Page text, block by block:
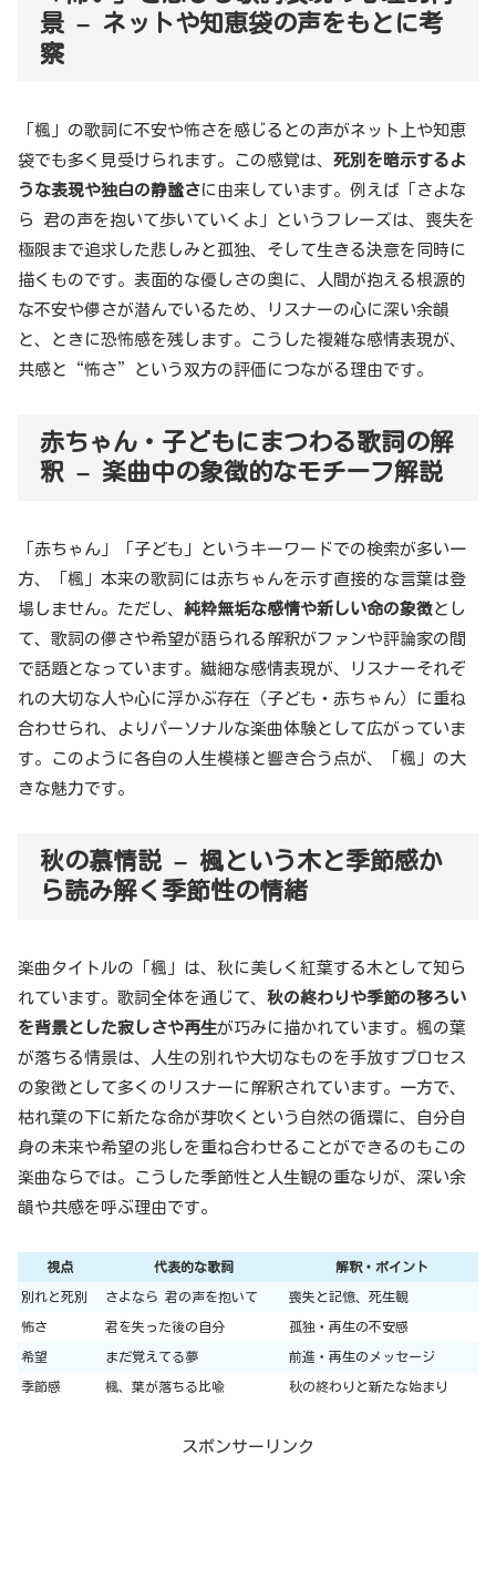
景 – ネットや知恵袋の声をもとに考
察
「楓」の歌詞に不安や怖さを感じるとの声がネット上や知恵
袋でも多く見受けられます。この感覚は、 死別を暗示するよ
うな表現や独白の静謐さに由来しています。例えば「さよな
ら 君の声を抱いて歩いていくよ」というフレーズは、喪失を
極限まで追求した悲しみと孤独、そして生きる決意を同時に
描くものです。表面的な優しさの奥に、人間が抱える根源的
な不安や儚さが潜んでいるため、リスナーの心に深い余韻
と、ときに恐怖感を残します。こうした複雑な感情表現が、
共感と“怖さ”という双方の評価につながる理由です。
赤ちゃん・子どもにまつわる歌詞の解
釈 – 楽曲中の象徴的なモチーフ解説
「赤ちゃん」「子ども」というキーワードでの検索が多い一
方、「楓」本来の歌詞には赤ちゃんを示す直接的な言葉は登
場しません。ただし、 純粋無垢な感情や新しい命の象徴とし
て、歌詞の儚さや希望が語られる解釈がファンや評論家の間
で話題となっています。繊細な感情表現が、リスナーそれぞ
れの大切な人や心に浮かぶ存在（子ども・赤ちゃん）に重ね
合わせられ、よりパーソナルな楽曲体験として広がっていま
す。このように各自の人生模様と響き合う点が、「楓」の大
きな魅力です。
秋の慕情説 – 楓という木と季節感か
ら読み解く季節性の情緒
楽曲タイトルの「楓」は、秋に美しく紅葉する木として知ら
れています。歌詞全体を通じて、 秋の終わりや季節の移ろい
を背景とした寂しさや再生が巧みに描かれています。楓の葉
が落ちる情景は、人生の別れや大切なものを手放すプロセス
の象徴として多くのリスナーに解釈されています。一方で、
枯れ葉の下に新たな命が芽吹くという自然の循環に、自分自
身の未来や希望の兆しを重ね合わせることができるのもこの
楽曲ならでは。こうした季節性と人生観の重なりが、深い余
韻や共感を呼ぶ理由です。
視点 代表的な歌詞 解釈・ポイント
別れと死別 さよなら 君の声を抱いて 喪失と記憶、死生観
怖さ 君を失った後の自分 孤独・再生の不安感
希望 まだ覚えてる夢 前進・再生のメッセージ
季節感 楓、葉が落ちる比喩 秋の終わりと新たな始まり
スポンサーリンク